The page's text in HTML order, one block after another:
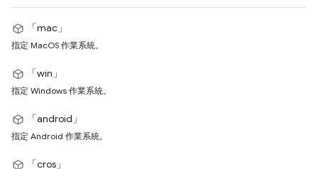
「mac」
指定 MacOS 作業系統。
「win」
指定 Windows 作業系統。
「android」
指定 Android 作業系統。
「cros」